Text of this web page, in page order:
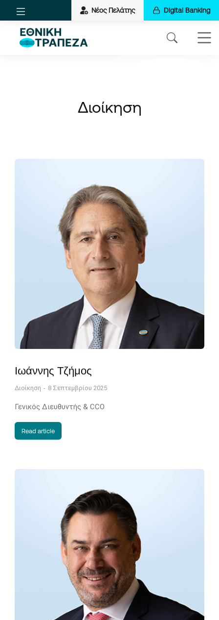
Νέος Πελάτης Digital Banking
Διοίκηση
Ιωάννης Τζήμος
Διοίκηση 8 Σεπτεμβρίου 2025
Γενικός Διευθυντής & CCO
Read article